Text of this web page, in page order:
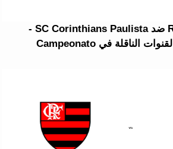
مباراة RB Bragantino ضد SC Corinthians Paulista -
الموعد 2026-08-10 والقنوات الناقلة في Campeonato